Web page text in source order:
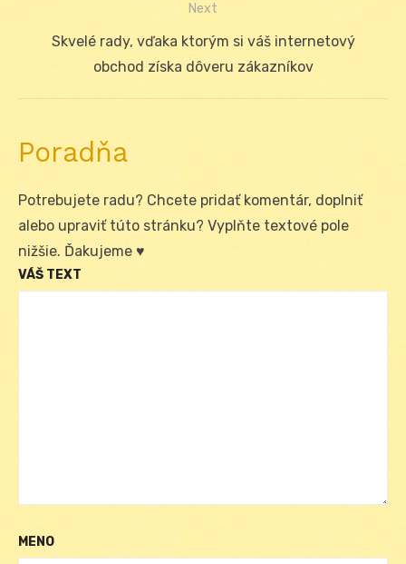
Next
NextSkvelé rady, vďaka ktorým si váš internetový
obchod získa dôveru zákazníkov
Poradňa
Potrebujete radu? Chcete pridať komentár, doplniť
alebo upraviť túto stránku? Vyplňte textové pole
nižšie. Ďakujeme ♥
VÁŠ TEXT
MENO